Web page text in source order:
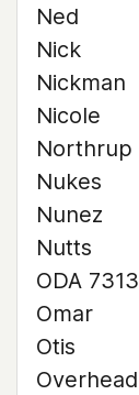
Ned
Nick
Nickman
Nicole
Northrup
Nukes
Nunez
Nutts
ODA 7313
Omar
Otis